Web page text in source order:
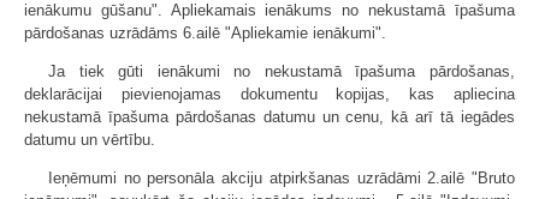
ienākumu gūšanu". Apliekamais ienākums no nekustamā īpašuma
pārdošanas uzrādāms 6.ailē "Apliekamie ienākumi".
Ja tiek gūti ienākumi no nekustamā īpašuma pārdošanas,
deklarācijai pievienojamas dokumentu kopijas, kas apliecina
nekustamā īpašuma pārdošanas datumu un cenu, kā arī tā iegādes
datumu un vērtību.
Ieņēmumi no personāla akciju atpirkšanas uzrādāmi 2.ailē "Bruto